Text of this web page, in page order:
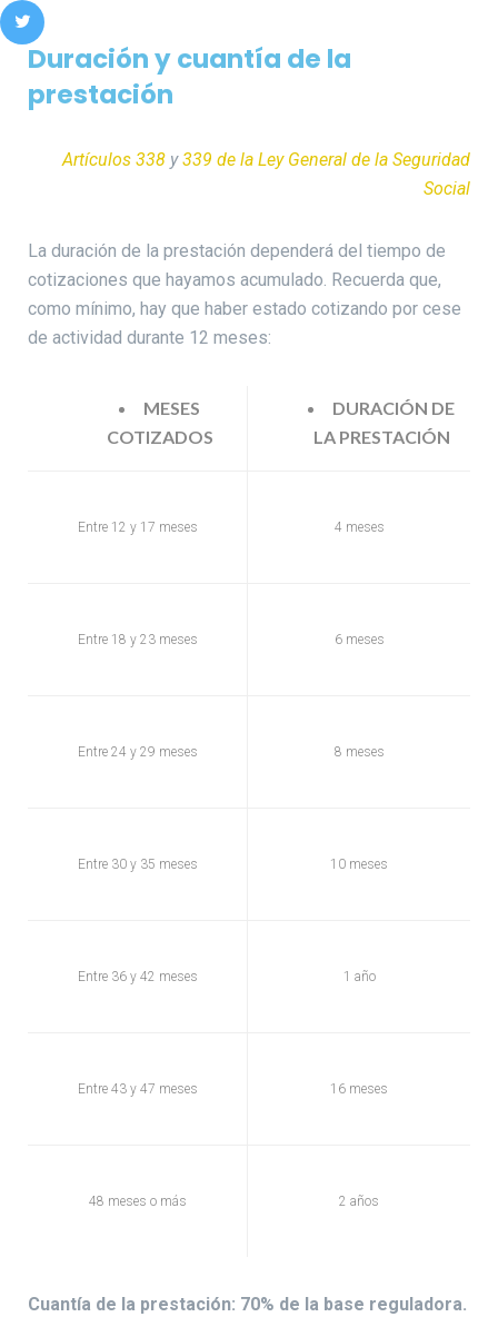
Duración y cuantía de la
prestación
Artículos 338 y339 de la Ley General de la Seguridad
Social
La duración de la prestación dependerá del tiempo de
cotizaciones que hayamos acumulado. Recuerda que,
como mínimo, hay que haber estado cotizando por cese
de actividad durante 12 meses:
MESES
COTIZADOS
DURACIÓN DE
LA PRESTACIÓN
Entre 12 y 17 meses 4 meses
Entre 18 y 23 meses 6 meses
Entre 24 y 29 meses 8 meses
Entre 30 y 35 meses 10 meses
Entre 36 y 42 meses 1 año
Entre 43 y 47 meses 16 meses
48 meses o más 2 años
Cuantía de la prestación: 70% de la base reguladora.